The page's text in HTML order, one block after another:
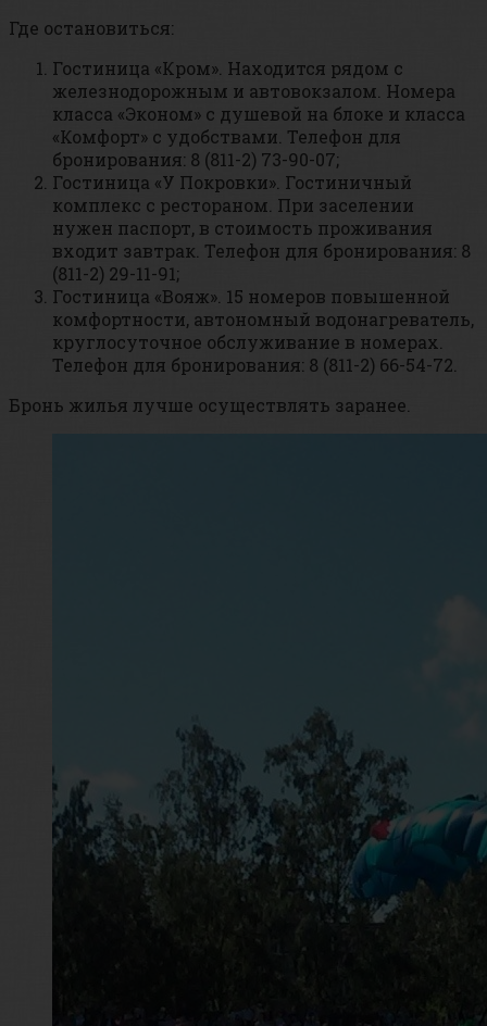
Где остановиться:
Гостиница «Кром». Находится рядом с
железнодорожным и автовокзалом. Номера
класса «Эконом» с душевой на блоке и класса
«Комфорт» с удобствами. Телефон для
бронирования: 8 (811-2) 73-90-07;
Гостиница «У Покровки». Гостиничный
комплекс с рестораном. При заселении
нужен паспорт, в стоимость проживания
входит завтрак. Телефон для бронирования: 8
(811-2) 29-11-91;
Гостиница «Вояж». 15 номеров повышенной
комфортности, автономный водонагреватель,
круглосуточное обслуживание в номерах.
Телефон для бронирования: 8 (811-2) 66-54-72.
Бронь жилья лучше осуществлять заранее.